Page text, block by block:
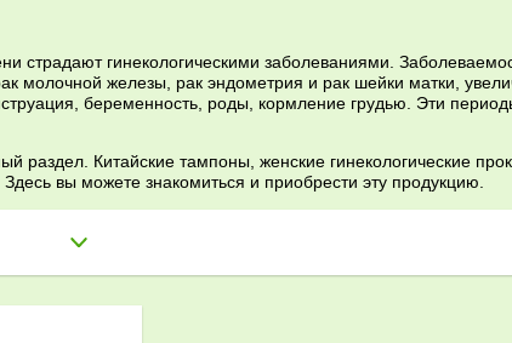
страдают гинекологическими заболеваниями.
молочной железы, рак эндометрия и рак шейки матки,
беременность, роды, кормление грудью. Эти
раздел. Китайские тампоны, женские гинекологические
вы можете знакомиться и приобрести эту продукцию.